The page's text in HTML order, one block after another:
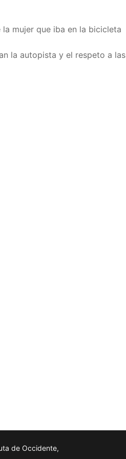
mujer que iba en la bicicleta
la autopista y el respeto a las
de Occidente,